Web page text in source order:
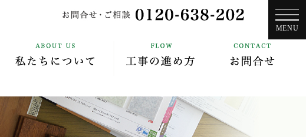
リフォーム
ARCHITECTURAL
新築住宅
ABOUT US
私たちについて
FLOW
お問合せ
MENU